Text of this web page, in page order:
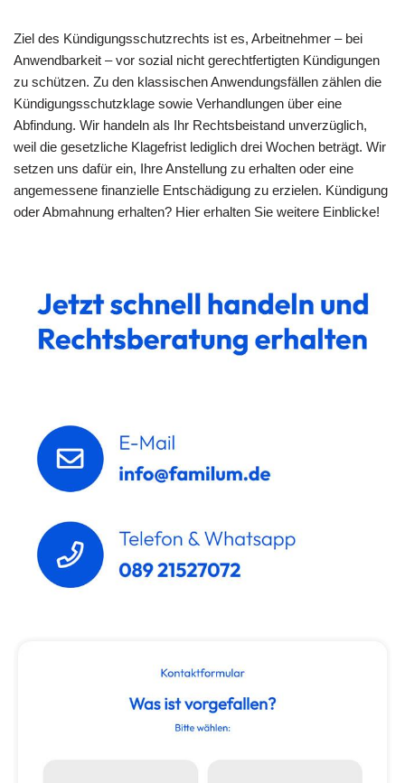
Ziel des Kündigungsschutzrechts ist es, Arbeitnehmer – bei
Anwendbarkeit – vor sozial nicht gerechtfertigten Kündigungen
zu schützen. Zu den klassischen Anwendungsfällen zählen die
Kündigungsschutzklage sowie Verhandlungen über eine
Abfindung. Wir handeln als Ihr Rechtsbeistand unverzüglich,
weil die gesetzliche Klagefrist lediglich drei Wochen beträgt. Wir
setzen uns dafür ein, Ihre Anstellung zu erhalten oder eine
angemessene finanzielle Entschädigung zu erzielen. Kündigung
oder Abmahnung erhalten? Hier erhalten Sie weitere Einblicke!